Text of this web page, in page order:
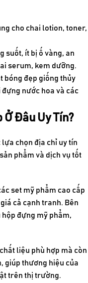
cho chai lotion, toner,
suốt, ít bị ố vàng, an
serum, kem dưỡng.
bóng đẹp giống thủy
nước hoa và các
Ở Đâu Uy Tín?
chọn địa chỉ uy tín
phẩm và dịch vụ tốt
set mỹ phẩm cao cấp
cả cạnh tranh. Bên
hộp đựng mỹ phẩm,
liệu phù hợp mà còn
giúp thương hiệu của
trên thị trường.